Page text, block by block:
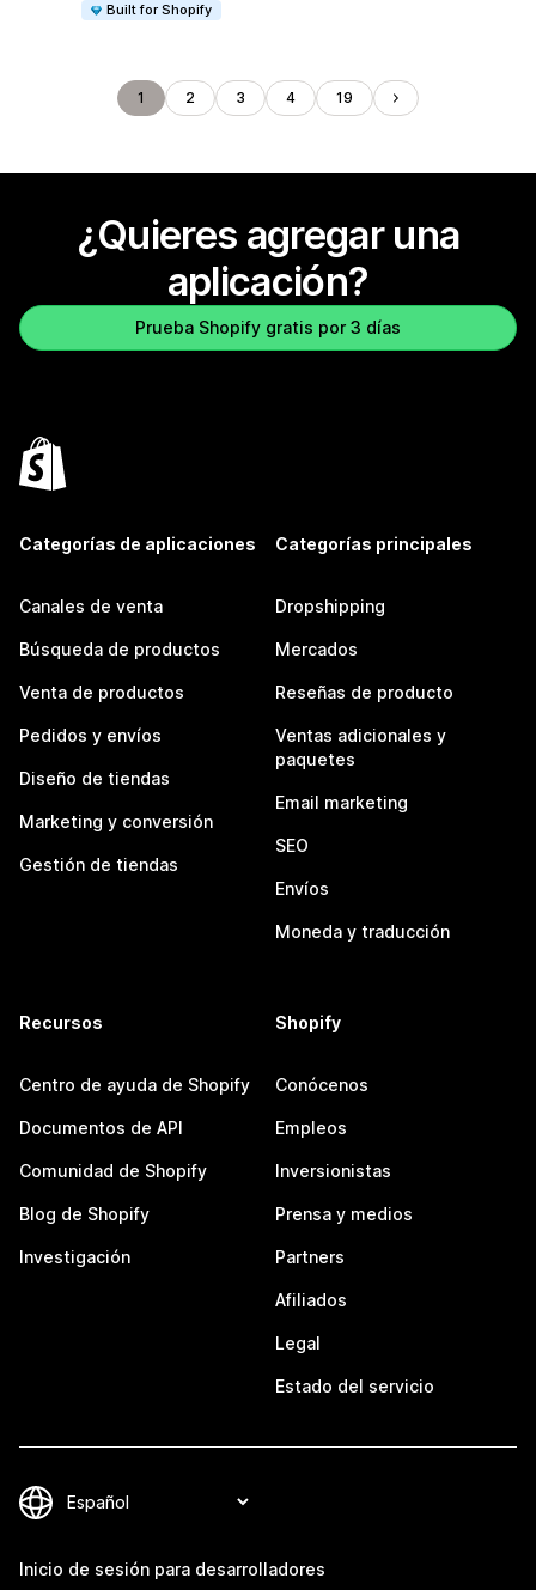
Built for Shopify
1 2 3 4 19
¿Quieres agregar una
aplicación?
Prueba Shopify gratis por 3 días
Categorías de aplicaciones
Canales de venta
Búsqueda de productos
Venta de productos
Pedidos y envíos
Diseño de tiendas
Marketing y conversión
Gestión de tiendas
Categorías principales
Dropshipping
Mercados
Reseñas de producto
Ventas adicionales y
paquetes
Email marketing
SEO
Envíos
Moneda y traducción
Recursos
Centro de ayuda de Shopify
Documentos de API
Comunidad de Shopify
Blog de Shopify
Investigación
Shopify
Conócenos
Empleos
Inversionistas
Prensa y medios
Partners
Afiliados
Legal
Estado del servicio
Inicio de sesión para desarrolladores